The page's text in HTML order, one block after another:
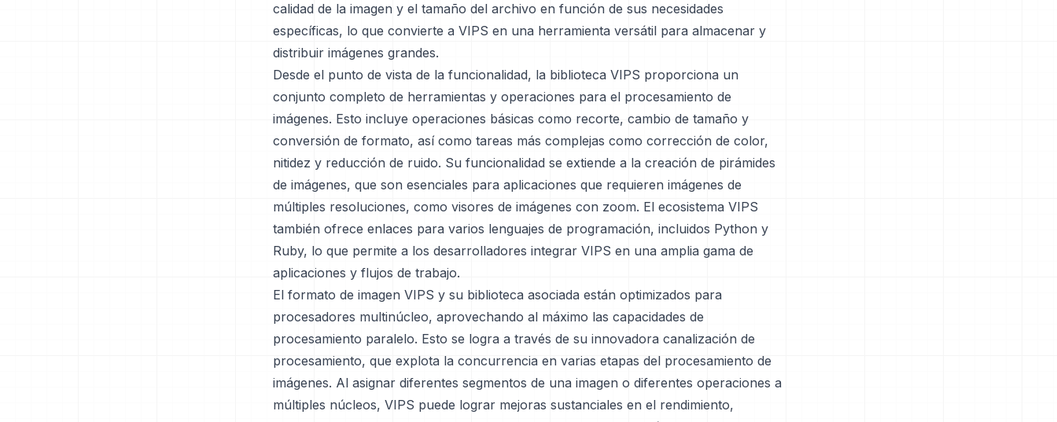
calidad de la imagen y el tamaño del archivo en función de sus necesidades
específicas, lo que convierte a VIPS en una herramienta versátil para almacenar y
distribuir imágenes grandes.
Desde el punto de vista de la funcionalidad, la biblioteca VIPS proporciona un
conjunto completo de herramientas y operaciones para el procesamiento de
imágenes. Esto incluye operaciones básicas como recorte, cambio de tamaño y
conversión de formato, así como tareas más complejas como corrección de color,
nitidez y reducción de ruido. Su funcionalidad se extiende a la creación de pirámides
de imágenes, que son esenciales para aplicaciones que requieren imágenes de
múltiples resoluciones, como visores de imágenes con zoom. El ecosistema VIPS
también ofrece enlaces para varios lenguajes de programación, incluidos Python y
Ruby, lo que permite a los desarrolladores integrar VIPS en una amplia gama de
aplicaciones y flujos de trabajo.
El formato de imagen VIPS y su biblioteca asociada están optimizados para
procesadores multinúcleo, aprovechando al máximo las capacidades de
procesamiento paralelo. Esto se logra a través de su innovadora canalización de
procesamiento, que explota la concurrencia en varias etapas del procesamiento de
imágenes. Al asignar diferentes segmentos de una imagen o diferentes operaciones a
múltiples núcleos, VIPS puede lograr mejoras sustanciales en el rendimiento,